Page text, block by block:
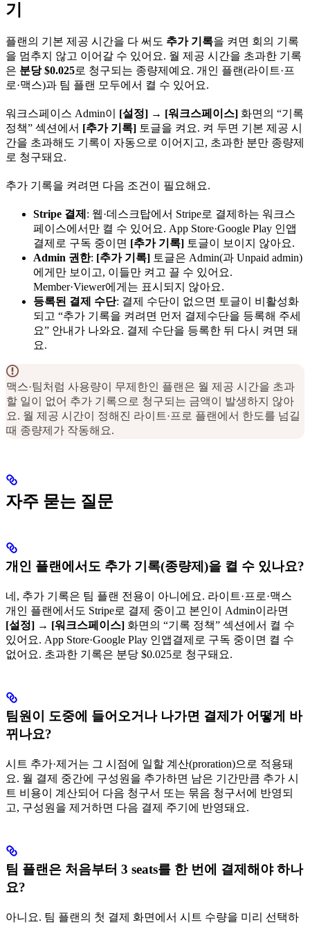
기
플랜의 기본 제공 시간을 다 써도 추가 기록을 켜면 회의 기록
을 멈추지 않고 이어갈 수 있어요. 월 제공 시간을 초과한 기록
은 분당 $0.025로 청구되는 종량제예요. 개인 플랜(라이트·프
로·맥스)과 팀 플랜 모두에서 켤 수 있어요.
워크스페이스 Admin이 [설정] → [워크스페이스] 화면의 “기록
정책” 섹션에서 [추가 기록] 토글을 켜요. 켜 두면 기본 제공 시
간을 초과해도 기록이 자동으로 이어지고, 초과한 분만 종량제
로 청구돼요.
추가 기록을 켜려면 다음 조건이 필요해요.
Stripe 결제 : 웹·데스크탑에서 Stripe로 결제하는 워크스
페이스에서만 켤 수 있어요. App Store·Google Play 인앱
결제로 구독 중이면 [추가 기록] 토글이 보이지 않아요.
Admin 권한: [추가 기록] 토글은 Admin(과 Unpaid admin)
에게만 보이고, 이들만 켜고 끌 수 있어요.
Member·Viewer에게는 표시되지 않아요.
등록된 결제 수단: 결제 수단이 없으면 토글이 비활성화
되고 “추가 기록을 켜려면 먼저 결제수단을 등록해 주세
요” 안내가 나와요. 결제 수단을 등록한 뒤 다시 켜면 돼
요.
맥스·팀처럼 사용량이 무제한인 플랜은 월 제공 시간을 초과
할 일이 없어 추가 기록으로 청구되는 금액이 발생하지 않아
요. 월 제공 시간이 정해진 라이트·프로 플랜에서 한도를 넘길
때 종량제가 작동해요.
자주 묻는 질문
개인 플랜에서도 추가 기록(종량제)을 켤 수 있나요?
네, 추가 기록은 팀 플랜 전용이 아니에요. 라이트·프로·맥스
개인 플랜에서도 Stripe로 결제 중이고 본인이 Admin이라면
[설정] → [워크스페이스] 화면의 “기록 정책” 섹션에서 켤 수
있어요. App Store·Google Play 인앱결제로 구독 중이면 켤 수
없어요. 초과한 기록은 분당 $0.025로 청구돼요.
팀원이 도중에 들어오거나 나가면 결제가 어떻게 바
뀌나요?
시트 추가·제거는 그 시점에 일할 계산(proration)으로 적용돼
요. 월 결제 중간에 구성원을 추가하면 남은 기간만큼 추가 시
트 비용이 계산되어 다음 청구서 또는 묶음 청구서에 반영되
고, 구성원을 제거하면 다음 결제 주기에 반영돼요.
팀 플랜은 처음부터 3 seats를 한 번에 결제해야 하나
요?
아니요. 팀 플랜의 첫 결제 화면에서 시트 수량을 미리 선택하